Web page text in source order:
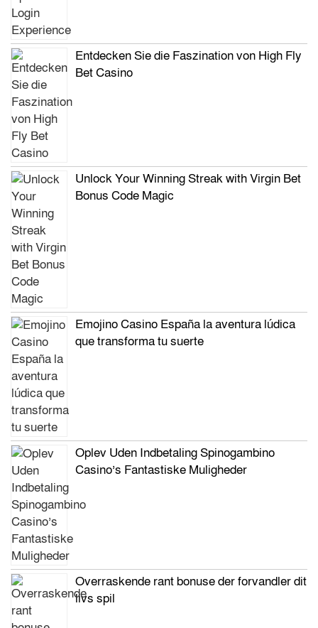
Entdecken Sie die Faszination von High Fly
Bet Casino
Unlock Your Winning Streak with Virgin Bet
Bonus Code Magic
Emojino Casino España la aventura lúdica
que transforma tu suerte
Oplev Uden Indbetaling Spinogambino
Casino’s Fantastiske Muligheder
Overraskende rant bonuse der forvandler dit
livs spil